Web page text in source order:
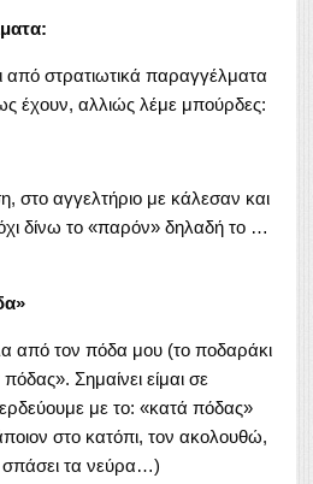
από στρατιωτικά παραγγέλματα
έχουν, αλλιώς λέμε μπούρδες:
στο αγγελτήριο με κάλεσαν και
δίνω το «παρόν» δηλαδή το …
από τον πόδα μου (το ποδαράκι
Σημαίνει είμαι σε
με το: «κατά πόδας»
στο κατόπι, τον ακολουθώ,
τα νεύρα…)